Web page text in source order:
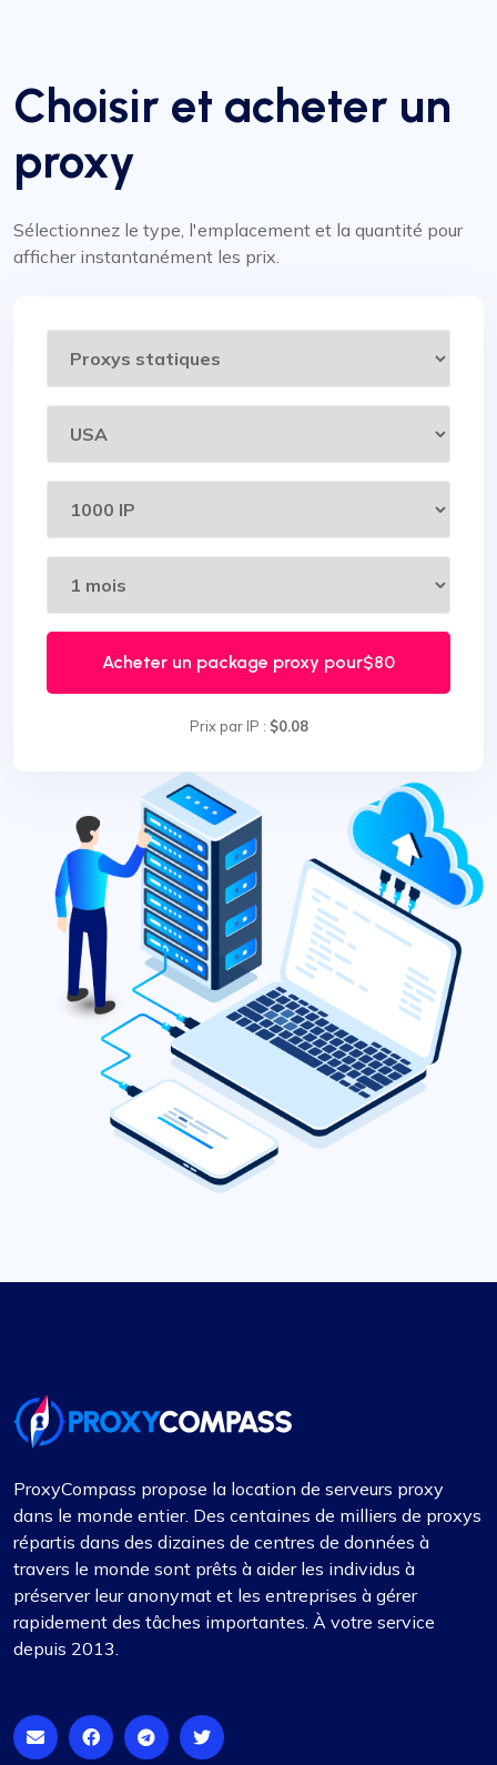
Choisir et acheter un
proxy
Sélectionnez le type, l'emplacement et la quantité pour
afficher instantanément les prix.
Acheter un package proxy pour$80
Prix par IP : $0.08
ProxyCompass propose la location de serveurs proxy
dans le monde entier. Des centaines de milliers de proxys
répartis dans des dizaines de centres de données à
travers le monde sont prêts à aider les individus à
préserver leur anonymat et les entreprises à gérer
rapidement des tâches importantes. À votre service
depuis 2013.